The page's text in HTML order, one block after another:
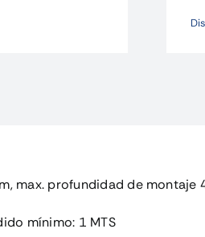
max. profundidad de montaje
mínimo: 1 MTS